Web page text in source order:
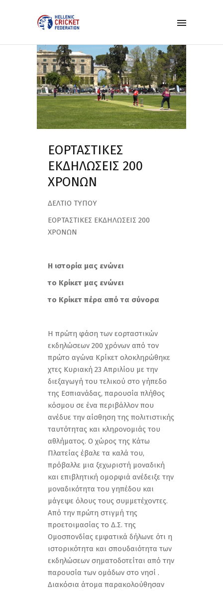
ΕΟΡΤΑΣΤΙΚΕΣ
ΕΚΔΗΛΩΣΕΙΣ 200
ΧΡΟΝΩΝ
ΔΕΛΤΙΟ ΤΥΠΟΥ
ΕΟΡΤΑΣΤΙΚΕΣ ΕΚΔΗΛΩΣΕΙΣ 200
ΧΡΟΝΩΝ
Η ιστορία μας ενώνει
το Κρίκετ μας ενώνει
το Κρίκετ πέρα από τα σύνορα
Η πρώτη φάση των εορταστικών
εκδηλώσεων 200 χρόνων από τον
πρώτο αγώνα Κρίκετ ολοκληρώθηκε
χτες Κυριακή 23 Απριλίου με την
διεξαγωγή του τελικού στο γήπεδο
της Εσπιανάδας, παρουσία πλήθος
κόσμου σε ένα περιβάλλον που
ανέδυε την αίσθηση της πολιτιστικής
ταυτότητας και κληρονομιάς του
αθλήματος. Ο χώρος της Κάτω
Πλατείας έβαλε τα καλά του,
πρόβαλλε μια ξεχωριστή μοναδική
και επιβλητική ομορφιά ανέδειξε την
μοναδικότητα του γηπέδου και
μάγεψε όλους τους συμμετέχοντες.
Από την πρώτη στιγμή της
προετοιμασίας το Δ.Σ. της
Ομοσπονδίας εμφατικά δήλωνε ότι η
ιστορικότητα και σπουδαιότητα των
εκδηλώσεων σηματοδοτείται από την
παρουσία των ομάδων στο νησί .
Διακόσια άτομα παρακολούθησαν